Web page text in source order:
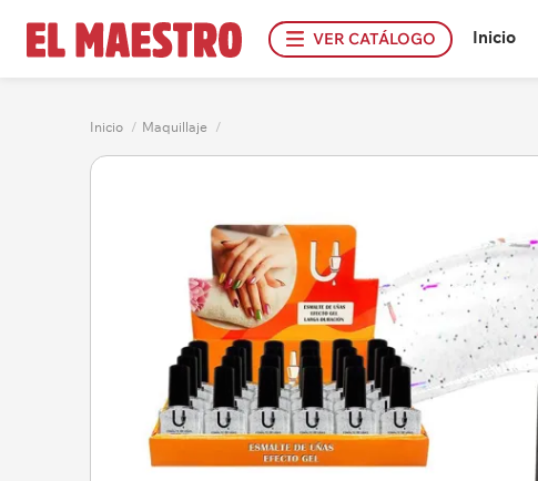
VER CATÁLOGO Inicio
Inicio / Maquillaje /